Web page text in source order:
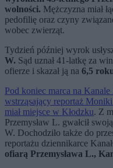
wolności. Mężczyzna miał
pedofilię oraz czyny
wobec zwierząt.
Tydzień później wyrok
W. Sąd uznał 41-latkę za
ofierze i skazał ją na 6,5
Pod koniec marca na
wstrząsający reportaż
miał miejsce w Kłodzku. Z
Przemysław L. gwałcił
W. Dochodziło także do
reportażu dziennikarce
ofiarą Przemysława L.,